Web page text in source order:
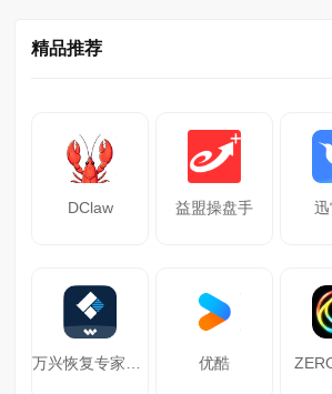
精品推荐
DClaw 益盟操盘手
优酷